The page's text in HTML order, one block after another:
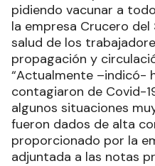
pidiendo vacunar a
la empresa Crucero
salud de los
propagación y
“Actualmente –indicó-
contagiaron de Covid-
algunos situaciones
fueron dados de alta
proporcionado por la
adjuntada a las notas